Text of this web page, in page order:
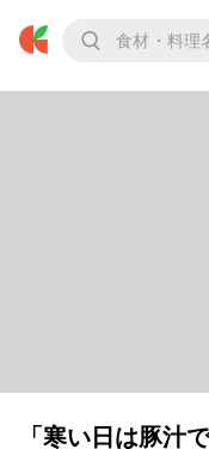
「寒い日は豚汁